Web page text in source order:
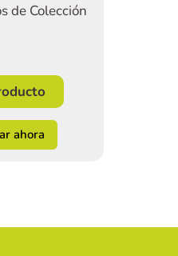
de Colección
ahora